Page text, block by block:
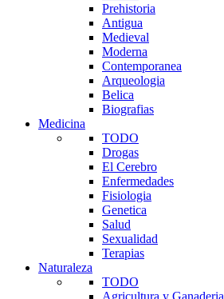
Prehistoria
Antigua
Medieval
Moderna
Contemporanea
Arqueologia
Belica
Biografias
Medicina
TODO
Drogas
El Cerebro
Enfermedades
Fisiologia
Genetica
Salud
Sexualidad
Terapias
Naturaleza
TODO
Agricultura y Ganaderia